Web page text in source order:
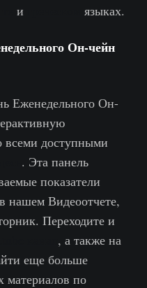
и языках.
Он-чейн
Еженедельного Он-
доступными
. Эта панель
показатели
нашем Видеоотчете,
Переходите и
, а также на
еще больше
материалов по